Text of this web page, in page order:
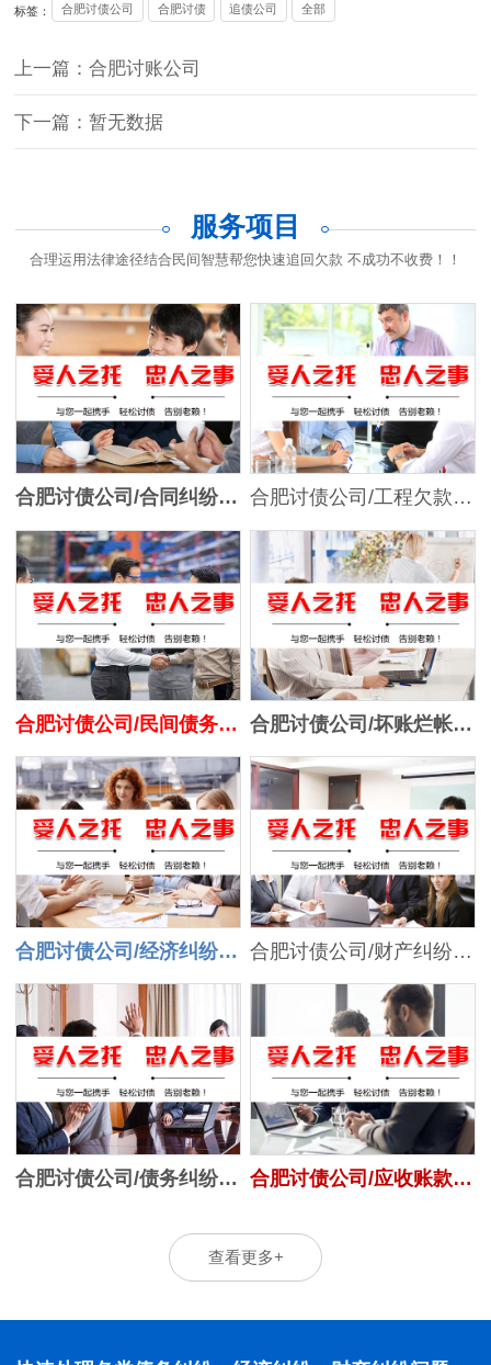
标签： 合肥讨债公司 合肥讨债 追债公司 全部
上一篇：合肥讨账公司
下一篇：暂无数据
服务项目
合理运用法律途径结合民间智慧帮您快速追回欠款 不成功不收费！！
合肥讨债公司/合同纠纷处理 合肥讨债公司/工程欠款追讨
合肥讨债公司/民间债务追讨 合肥讨债公司/坏账烂帐处理
合肥讨债公司/经济纠纷处理 合肥讨债公司/财产纠纷处理
合肥讨债公司/债务纠纷处理 合肥讨债公司/应收账款追讨
查看更多+